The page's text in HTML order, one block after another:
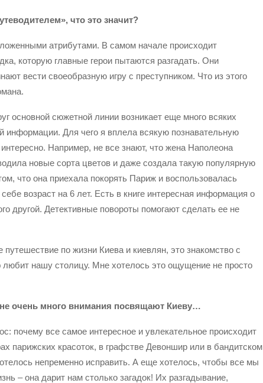
что это значит?
атрибутами. В самом начале происходит
которую главные герои пытаются разгадать. Они
вести своеобразную игру с преступником. Что из этого
основной сюжетной линии возникает еще много всяких
информации. Для чего я вплела всякую познавательную
Например, не все знают, что жена Наполеона
новые сорта цветов и даже создала такую популярную
что она приехала покорять Париж и воспользовалась
возраст на 6 лет. Есть в книге интересная информация о
другой. Детективные повороты помогают сделать ее не
по жизни Киева и киевлян, это знакомство с
любит нашу столицу. Мне хотелось это ощущение не просто
очень много внимания посвящают Киеву…
почему все самое интересное и увлекательное происходит
парижских красоток, в графстве Девоншир или в бандитском
непременно исправить. А еще хотелось, чтобы все мы
– она дарит нам столько загадок! Их разгадывание,